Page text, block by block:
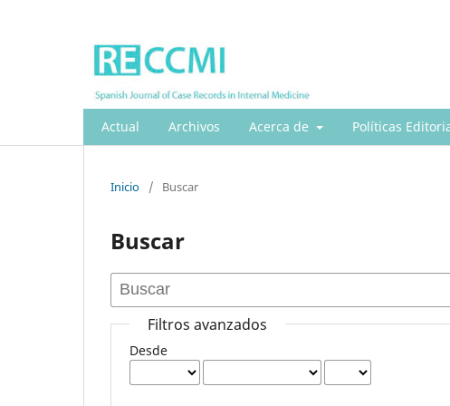
Actual Archivos Acerca de Políticas
Inicio / Buscar
Buscar
Filtros avanzados
Desde